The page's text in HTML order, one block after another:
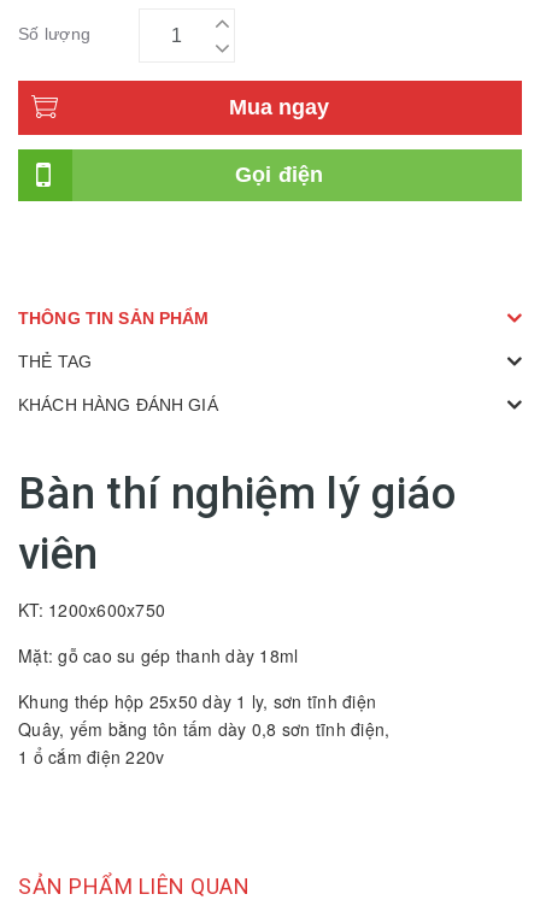
Số lượng
Mua ngay
Gọi điện
THÔNG TIN SẢN PHẨM
THẺ TAG
KHÁCH HÀNG ĐÁNH GIÁ
Bàn thí nghiệm lý giáo
viên
KT: 1200x600x750
Mặt: gỗ cao su gép thanh dày 18ml
Khung thép hộp 25x50 dày 1 ly, sơn tĩnh điện
Quây, yếm bằng tôn tấm dày 0,8 sơn tĩnh điện,
1 ổ cắm điện 220v
SẢN PHẨM LIÊN QUAN